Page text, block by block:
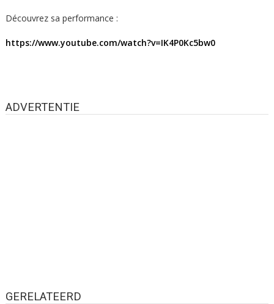
Découvrez sa performance :
https://www.youtube.com/watch?v=IK4P0Kc5bw0
ADVERTENTIE
GERELATEERD